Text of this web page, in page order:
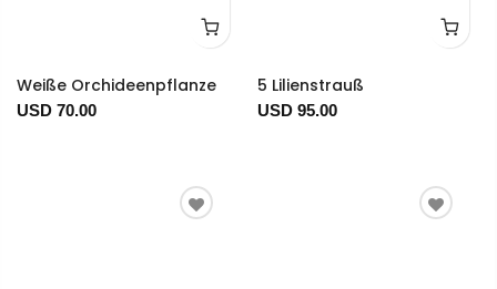
Weiße Orchideenpflanze
USD 70.00
5 Lilienstrauß
USD 95.00